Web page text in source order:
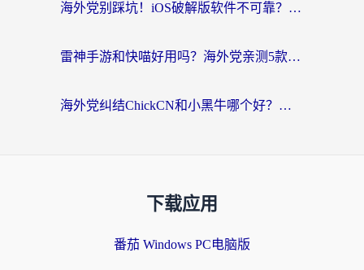
海外党别踩坑！iOS破解版软件不可靠？教你选对回国加速器无缝看国内资源
雷神手游和快喵好用吗？海外党亲测5款回国加速器，附斧牛Bling对比+微信视频号解决办法
海外党纠结ChickCN和小黑牛哪个好？一篇帮你选对回国加速器的实用指南
下载应用
番茄 Windows PC电脑版